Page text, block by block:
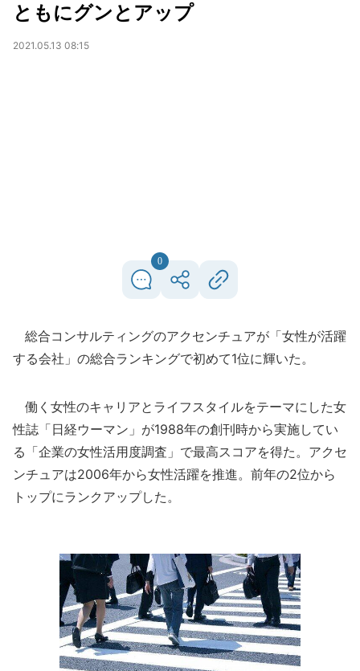
ともにグンとアップ
2021.05.13 08:15
0
総合コンサルティングのアクセンチュアが「女性が活躍
する会社」の総合ランキングで初めて1位に輝いた。
働く女性のキャリアとライフスタイルをテーマにした女
性誌「日経ウーマン」が1988年の創刊時から実施してい
る「企業の女性活用度調査」で最高スコアを得た。アクセ
ンチュアは2006年から女性活躍を推進。前年の2位から
トップにランクアップした。